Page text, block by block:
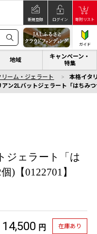
新規登録 ログイン 寄附リスト
ガイド
地域
キャンペーン・
特集
リーム・ジェラート
本格イタ
アン2Lバットジェラート「はちみ
ジェラート「は
)【0122701】
14,500 円 在庫あり